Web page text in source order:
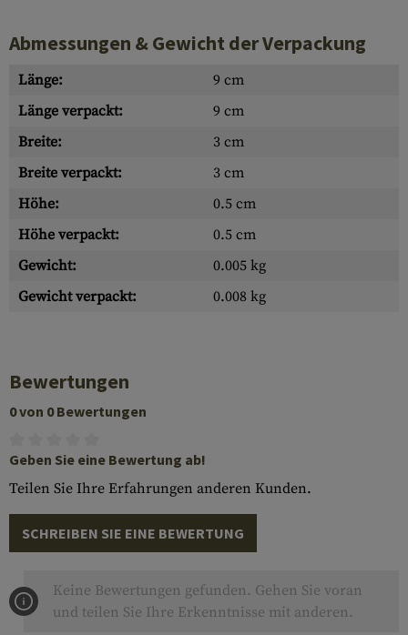
Abmessungen & Gewicht der Verpackung
Länge:
9 cm
Länge verpackt:
9 cm
Breite:
3 cm
Breite verpackt:
3 cm
Höhe:
0.5 cm
Höhe verpackt:
0.5 cm
Gewicht:
0.005 kg
Gewicht verpackt:
0.008 kg
Bewertungen
0 von 0 Bewertungen
Geben Sie eine Bewertung ab!
Teilen Sie Ihre Erfahrungen anderen Kunden.
SCHREIBEN SIE EINE BEWERTUNG
Keine Bewertungen gefunden. Gehen Sie voran
und teilen Sie Ihre Erkenntnisse mit anderen.